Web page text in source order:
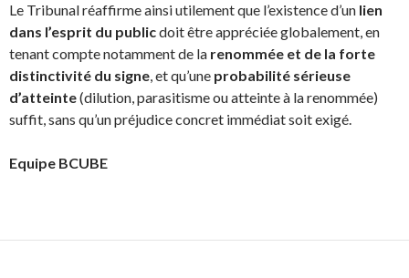
Le Tribunal réaffirme ainsi utilement que l’existence d’un lien
dans l’esprit du publicdoit être appréciée globalement, en
tenant compte notamment de la renommée et de la forte
distinctivité du signe, et qu’une probabilité sérieuse
d’atteinte(dilution, parasitisme ou atteinte à la renommée)
suffit, sans qu’un préjudice concret immédiat soit exigé.
Equipe BCUBE